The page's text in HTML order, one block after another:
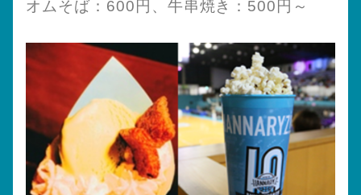
オムそば：600円、牛串焼き：500円～